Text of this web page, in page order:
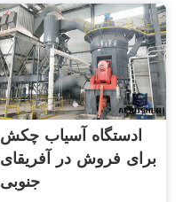
ادستگاه آسیاب چکش
برای فروش در آفریقای
جنوبی